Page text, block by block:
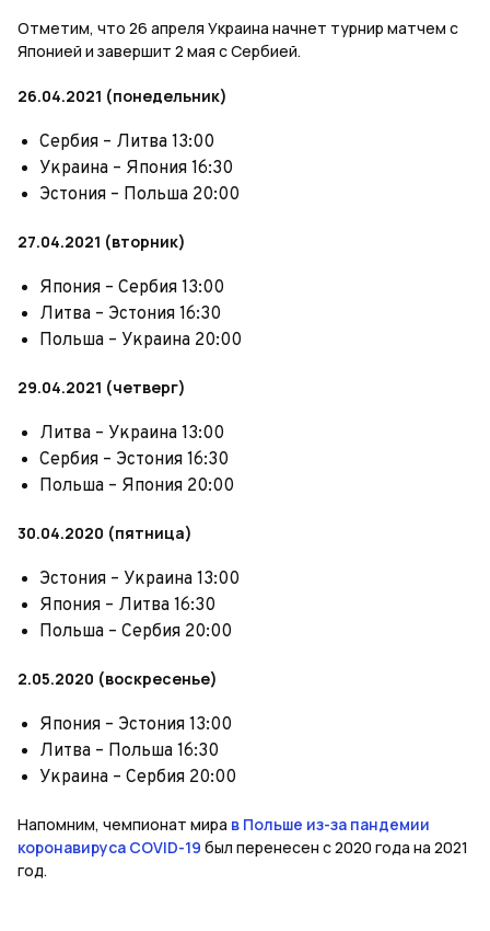
Отметим, что 26 апреля Украина начнет турнир матчем с
Японией и завершит 2 мая с Сербией.
26.04.2021 (понедельник)
Сербия – Литва 13:00
Украина – Япония 16:30
Эстония – Польша 20:00
27.04.2021 (вторник)
Япония – Сербия 13:00
Литва – Эстония 16:30
Польша – Украина 20:00
29.04.2021 (четверг)
Литва – Украина 13:00
Сербия – Эстония 16:30
Польша – Япония 20:00
30.04.2020 (пятница)
Эстония – Украина 13:00
Япония – Литва 16:30
Польша – Сербия 20:00
2.05.2020 (воскресенье)
Япония – Эстония 13:00
Литва – Польша 16:30
Украина – Сербия 20:00
Напомним, чемпионат мира в Польше из-за пандемии
коронавируса COVID-19 был перенесен с 2020 года на 2021
год.